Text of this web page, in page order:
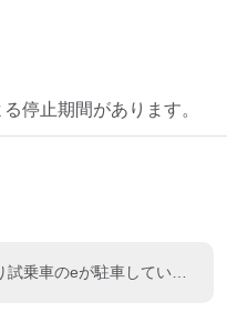
停止期間があります。